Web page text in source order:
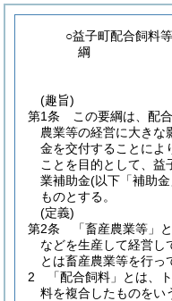
○益子町配合飼料
綱
(趣旨)
第1条
この要綱は、配
農業等の経営に大きな
金を交付することによ
ことを目的として、益
業補助金(以下「補助
ものとする。
(定義)
第2条
「畜産農業等」
などを生産して経営し
とは畜産農業等を行っ
2
「配合飼料」とは、
料を複合したものをい